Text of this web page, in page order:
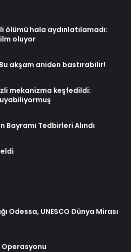
ölümü hala aydınlatılamadı:
oluyor
akşam aniden bastırabilir!
mekanizma keşfedildi:
Bayramı Tedbirleri Alındı
Odessa, UNESCO Dünya Mirası
Operasyonu